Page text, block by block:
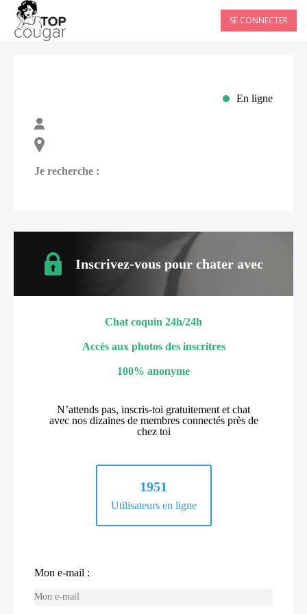
SE CONNECTER
En ligne
Je recherche :
Inscrivez-vous pour chater avec
Chat coquin 24h/24h
Accès aux photos des inscritres
100% anonyme
N’attends pas, inscris-toi gratuitement et chat
avec nos dizaines de membres connectés près de
chez toi
1951
Utilisateurs en ligne
Mon e-mail :